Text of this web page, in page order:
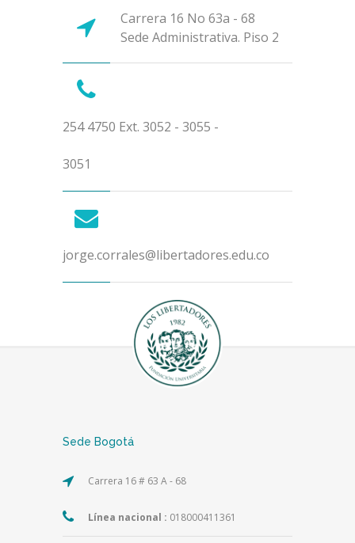
Carrera 16 No 63a - 68
Sede Administrativa. Piso 2
254 4750 Ext. 3052 - 3055 -
3051
jorge.corrales@libertadores.edu.co
Sede Bogotá
Carrera 16 # 63 A - 68
Línea nacional : 018000411361